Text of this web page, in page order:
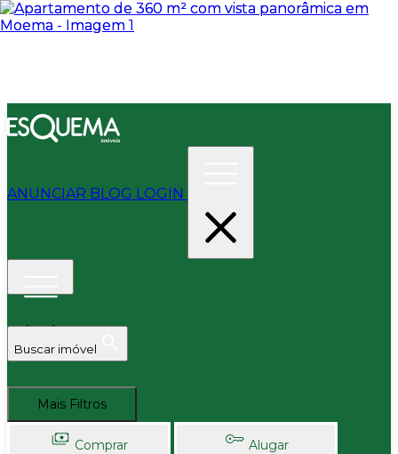
ANUNCIAR BLOG LOGIN
Buscar imóvel
Mais Filtros
Comprar Alugar